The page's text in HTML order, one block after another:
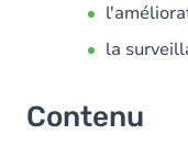
la
Contenu